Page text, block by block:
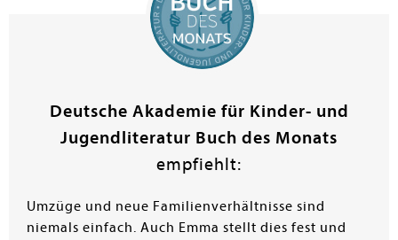
Deutsche Akademie für Kinder- und
Jugendliteratur Buch des Monats
empfiehlt:
Umzüge und neue Familienverhältnisse sind
niemals einfach. Auch Emma stellt dies fest und